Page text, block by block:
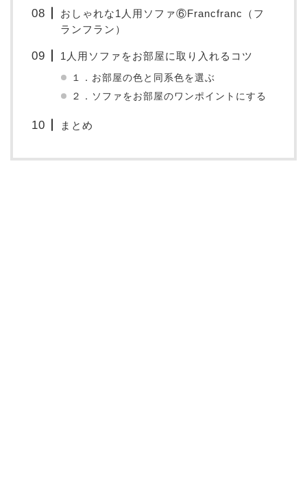
おしゃれな1人用ソファ⑥Francfranc（フ
ランフラン）
1人用ソファをお部屋に取り入れるコツ
１．お部屋の色と同系色を選ぶ
２．ソファをお部屋のワンポイントにする
まとめ